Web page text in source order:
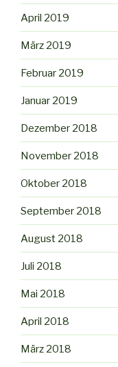
April 2019
März 2019
Februar 2019
Januar 2019
Dezember 2018
November 2018
Oktober 2018
September 2018
August 2018
Juli 2018
Mai 2018
April 2018
März 2018